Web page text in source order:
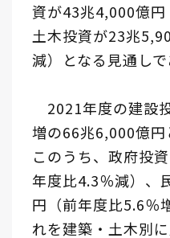
資が43兆4,000億円
土木投資が23兆
減）となる見通しで
2021年度の建設
増の66兆6,000億円
このうち、政府投
年度比4.3％減）、
円（前年度比5.6％
れを建築・土木別